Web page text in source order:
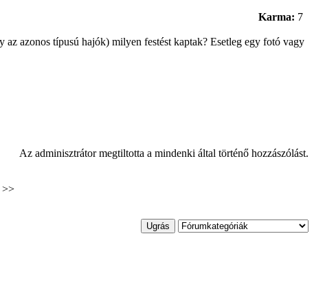
Karma: 7
azonos típusú hajók) milyen festést kaptak? Esetleg egy fotó vagy
Az adminisztrátor megtiltotta a mindenki által történő hozzászólást.
>>